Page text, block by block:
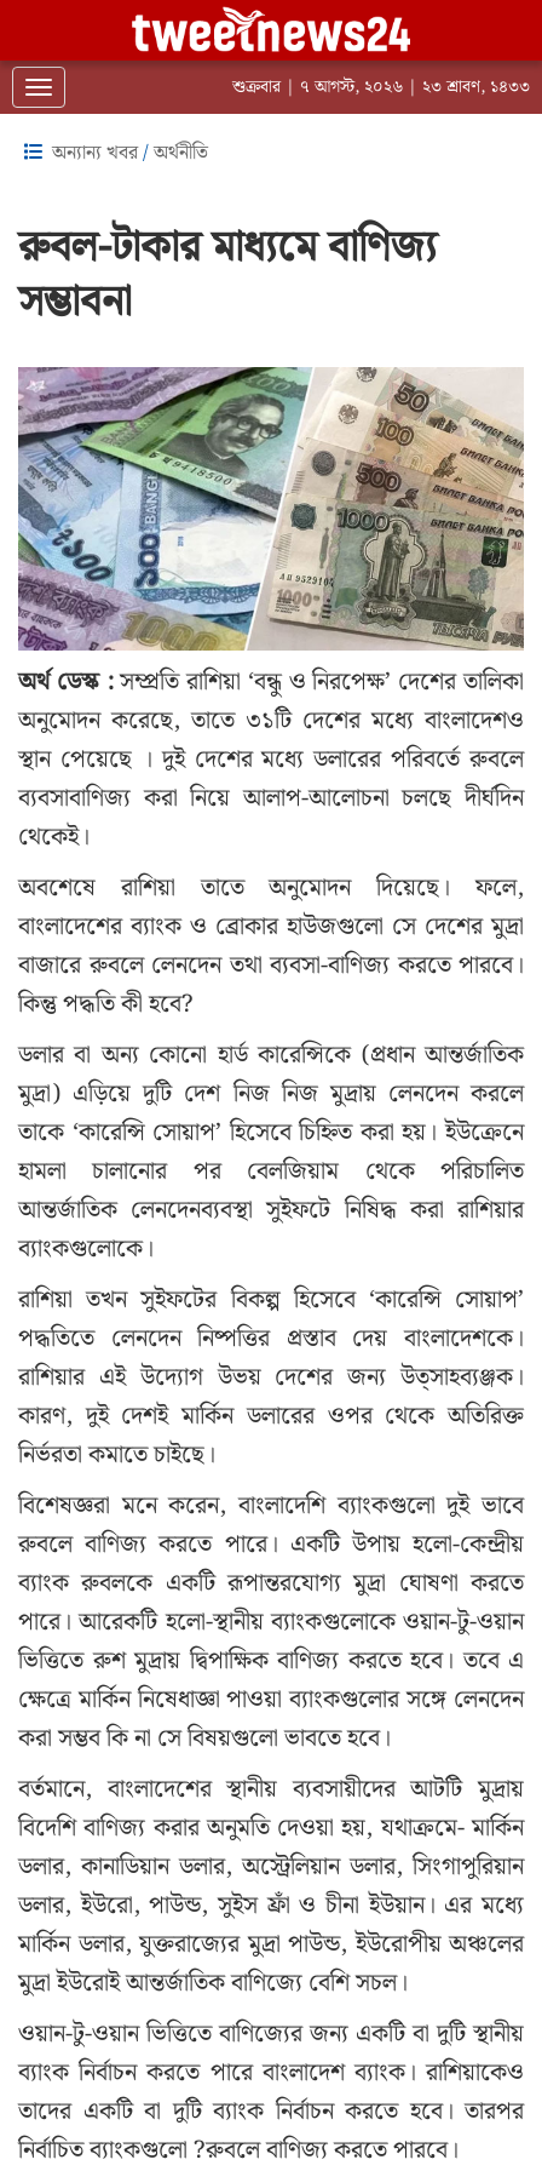
Toggle navigation শুক্রবার | ৭ আগস্ট, ২০২৬ | ২৩ শ্রাবণ, ১৪৩৩
অন্যান্য খবর/অর্থনীতি
রুবল-টাকার মাধ্যমে বাণিজ্য
সম্ভাবনা
অর্থ ডেস্ক :সম্প্রতি রাশিয়া ‘বন্ধু ও নিরপেক্ষ’ দেশের তালিকা
অনুমোদন করেছে, তাতে ৩১টি দেশের মধ্যে বাংলাদেশও
স্থান পেয়েছে । দুই দেশের মধ্যে ডলারের পরিবর্তে রুবলে
ব্যবসাবাণিজ্য করা নিয়ে আলাপ-আলোচনা চলছে দীর্ঘদিন
থেকেই।
অবশেষে রাশিয়া তাতে অনুমোদন দিয়েছে। ফলে,
বাংলাদেশের ব্যাংক ও ব্রোকার হাউজগুলো সে দেশের মুদ্রা
বাজারে রুবলে লেনদেন তথা ব্যবসা-বাণিজ্য করতে পারবে।
কিন্তু পদ্ধতি কী হবে?
ডলার বা অন্য কোনো হার্ড কারেন্সিকে (প্রধান আন্তর্জাতিক
মুদ্রা) এড়িয়ে দুটি দেশ নিজ নিজ মুদ্রায় লেনদেন করলে
তাকে ‘কারেন্সি সোয়াপ’ হিসেবে চিহ্নিত করা হয়। ইউক্রেনে
হামলা চালানোর পর বেলজিয়াম থেকে পরিচালিত
আন্তর্জাতিক লেনদেনব্যবস্থা সুইফটে নিষিদ্ধ করা রাশিয়ার
ব্যাংকগুলোকে।
রাশিয়া তখন সুইফটের বিকল্প হিসেবে ‘কারেন্সি সোয়াপ’
পদ্ধতিতে লেনদেন নিষ্পত্তির প্রস্তাব দেয় বাংলাদেশকে।
রাশিয়ার এই উদ্যোগ উভয় দেশের জন্য উত্সাহব্যঞ্জক।
কারণ, দুই দেশই মার্কিন ডলারের ওপর থেকে অতিরিক্ত
নির্ভরতা কমাতে চাইছে।
বিশেষজ্ঞরা মনে করেন, বাংলাদেশি ব্যাংকগুলো দুই ভাবে
রুবলে বাণিজ্য করতে পারে। একটি উপায় হলো-কেন্দ্রীয়
ব্যাংক রুবলকে একটি রূপান্তরযোগ্য মুদ্রা ঘোষণা করতে
পারে। আরেকটি হলো-স্থানীয় ব্যাংকগুলোকে ওয়ান-টু-ওয়ান
ভিত্তিতে রুশ মুদ্রায় দ্বিপাক্ষিক বাণিজ্য করতে হবে। তবে এ
ক্ষেত্রে মার্কিন নিষেধাজ্ঞা পাওয়া ব্যাংকগুলোর সঙ্গে লেনদেন
করা সম্ভব কি না সে বিষয়গুলো ভাবতে হবে।
বর্তমানে, বাংলাদেশের স্থানীয় ব্যবসায়ীদের আটটি মুদ্রায়
বিদেশি বাণিজ্য করার অনুমতি দেওয়া হয়, যথাক্রমে- মার্কিন
ডলার, কানাডিয়ান ডলার, অস্ট্রেলিয়ান ডলার, সিংগাপুরিয়ান
ডলার, ইউরো, পাউন্ড, সুইস ফ্রাঁ ও চীনা ইউয়ান। এর মধ্যে
মার্কিন ডলার, যুক্তরাজ্যের মুদ্রা পাউন্ড, ইউরোপীয় অঞ্চলের
মুদ্রা ইউরোই আন্তর্জাতিক বাণিজ্যে বেশি সচল।
ওয়ান-টু-ওয়ান ভিত্তিতে বাণিজ্যের জন্য একটি বা দুটি স্থানীয়
ব্যাংক নির্বাচন করতে পারে বাংলাদেশ ব্যাংক। রাশিয়াকেও
তাদের একটি বা দুটি ব্যাংক নির্বাচন করতে হবে। তারপর
নির্বাচিত ব্যাংকগুলো ?রুবলে বাণিজ্য করতে পারবে।